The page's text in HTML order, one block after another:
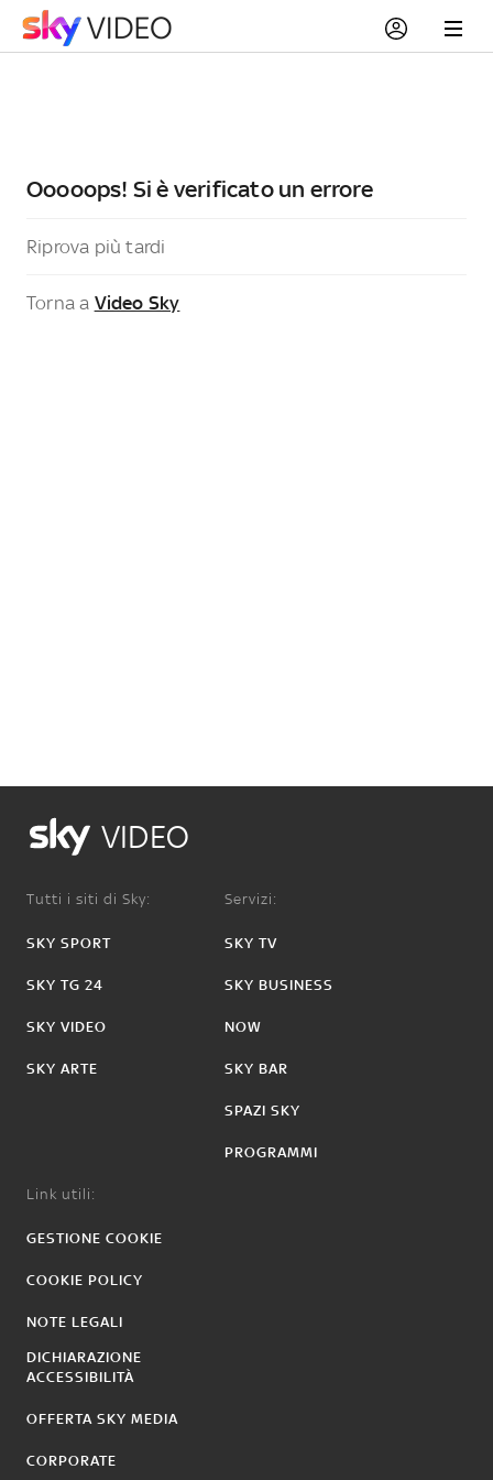
Ooooops! Si è verificato un errore
Riprova più tardi
Torna a Video Sky
VIDEO
Tutti i siti di Sky:
SKY SPORT
SKY TG 24
SKY VIDEO
SKY ARTE
Servizi:
SKY TV
SKY BUSINESS
NOW
SKY BAR
SPAZI SKY
PROGRAMMI
Link utili:
GESTIONE COOKIE
COOKIE POLICY
NOTE LEGALI
DICHIARAZIONE
ACCESSIBILITÀ
OFFERTA SKY MEDIA
CORPORATE